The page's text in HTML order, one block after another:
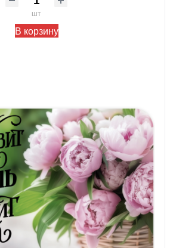
шт
В корзину